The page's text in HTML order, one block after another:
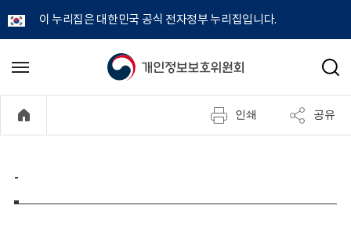
이 누리집은 대한민국 공식 전자정부 누리집입니다.
개
정
보
메
기
검
인쇄 공유
-